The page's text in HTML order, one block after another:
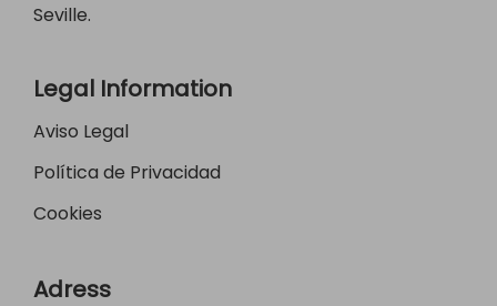
Seville.
Legal Information
Aviso Legal
Política de Privacidad
Cookies
Adress